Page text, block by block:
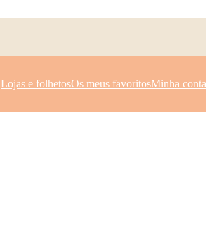
Lojas e folhetosOs meus favoritosMinha conta